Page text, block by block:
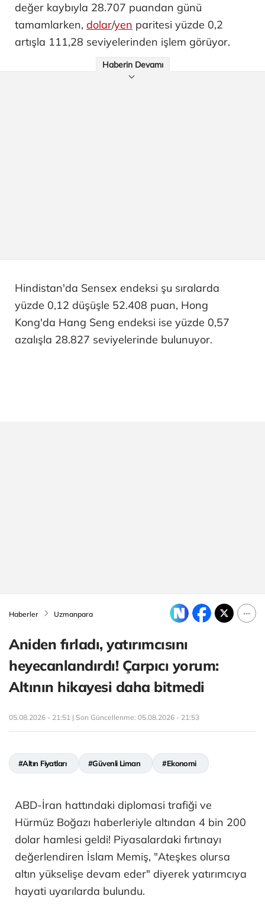
değer kaybıyla 28.707 puandan günü
tamamlarken, dolar/yen paritesi yüzde 0,2
artışla 111,28 seviyelerinden işlem görüyor.
Haberin Devamı
Hindistan'da Sensex endeksi şu sıralarda
yüzde 0,12 düşüşle 52.408 puan, Hong
Kong'da Hang Seng endeksi ise yüzde 0,57
azalışla 28.827 seviyelerinde bulunuyor.
Haberler Uzmanpara
Aniden fırladı, yatırımcısını
heyecanlandırdı! Çarpıcı yorum:
Altının hikayesi daha bitmedi
05.08.2026 - 21:51 | Son Güncellenme: 05.08.2026 - 21:53
#Altın Fiyatları #Güvenli Liman #Ekonomi
ABD-İran hattındaki diplomasi trafiği ve
Hürmüz Boğazı haberleriyle altından 4 bin 200
dolar hamlesi geldi! Piyasalardaki fırtınayı
değerlendiren İslam Memiş, "Ateşkes olursa
altın yükselişe devam eder" diyerek yatırımcıya
hayati uyarılarda bulundu.